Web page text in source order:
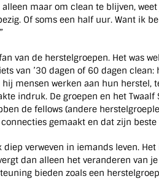
maar om clean te blijven,
Of soms een half uur. Want ik
van de herstelgroepen. Het was
van ’30 dagen of 60 dagen
hij mensen werken aan hun
indruk. De groepen en het
de fellows (andere
gemaakt en dat zijn beste
diep verweven in iemands leven.
dan alleen het veranderen van
bieden zoals een